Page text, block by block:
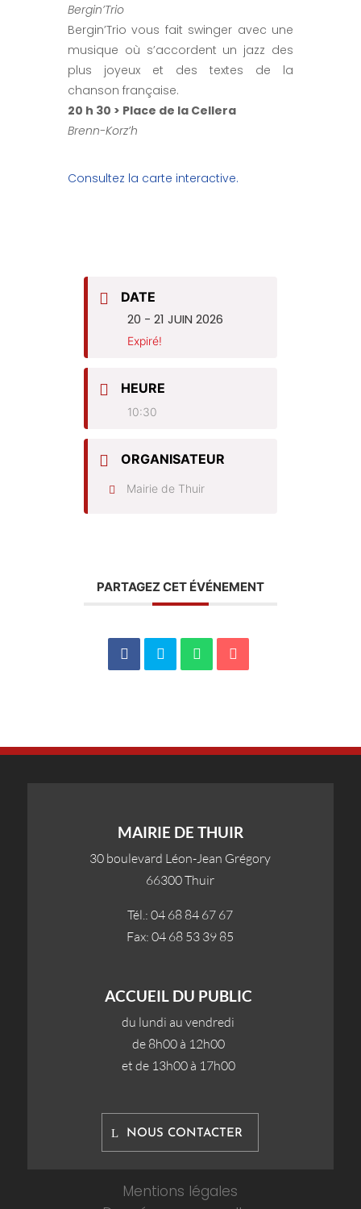
Bergin’Trio
Bergin’Trio vous fait swinger avec une
musique où s’accordent un jazz des
plus joyeux et des textes de la
chanson française.
20 h 30 > Place de la Cellera
Brenn-Korz’h
Consultez la carte interactive.
DATE
20 - 21 JUIN 2026
Expiré!
HEURE
10:30
ORGANISATEUR
Mairie de Thuir
PARTAGEZ CET ÉVÉNEMENT
MAIRIE DE THUIR
30 boulevard Léon-Jean Grégory
66300 Thuir
Tél.: 04 68 84 67 67
Fax: 04 68 53 39 85
ACCUEIL DU PUBLIC
du lundi au vendredi
de 8h00 à 12h00
et de 13h00 à 17h00
NOUS CONTACTER
Mentions légales